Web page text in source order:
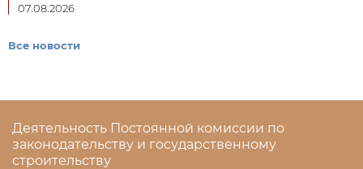
07.08.2026
Все новости
Деятельность Постоянной комиссии по
законодательству и государственному
строительству